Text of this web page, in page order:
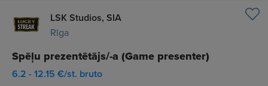
LSK Studios, SIA
Rīga
Spēļu prezentētājs/-a (Game presenter)
6.2 - 12.15 €/st. bruto